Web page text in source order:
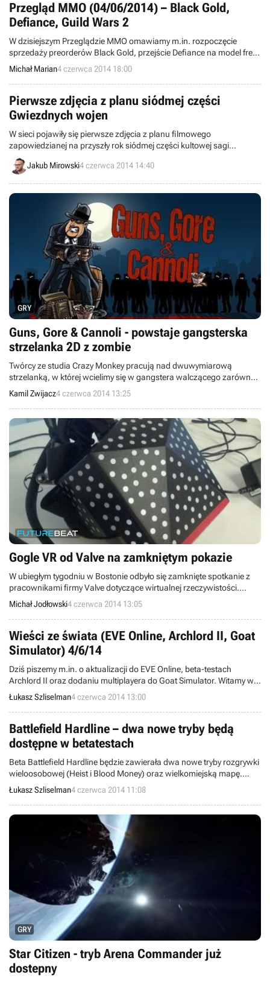
Przegląd MMO (04/06/2014) – Black Gold,
Defiance, Guild Wars 2
W dzisiejszym Przeglądzie MMO omawiamy m.in. rozpoczęcie
sprzedaży preorderów Black Gold, przejście Defiance na model free-
to-play oraz rychłe nadejście drugiego sezonu Żyjącej Opowieści w
Guild Wars 2.
Michał Marian4 czerwca 2014 18:00
Pierwsze zdjęcia z planu siódmej części
Gwiezdnych wojen
W sieci pojawiły się pierwsze zdjęcia z planu filmowego
zapowiedzianej na przyszły rok siódmej części kultowej sagi
Gwiezdnych wojen. Fotografie z tajnego ośrodka w Abu Zabi
przedstawiają pierwsze konkrety na temat nadchodzącego hitu.
Jakub Mirowski4 czerwca 2014 14:40
GRY
Guns, Gore & Cannoli - powstaje gangsterska
strzelanka 2D z zombie
Twórcy ze studia Crazy Monkey pracują nad dwuwymiarową
strzelanką, w której wcielimy się w gangstera walczącego zarówno
z członkami wrogiej rodziny, jak i z zombie, które opanowały miasto.
Tytuł ukaże się w czwartym kwartale bieżącego roku na konsolach
Xbox One, PlayStation 4, Wii U oraz komputerach PC.
Kamil Zwijacz4 czerwca 2014 13:25
Gogle VR od Valve na zamkniętym pokazie
W ubiegłym tygodniu w Bostonie odbyło się zamknięte spotkanie z
pracownikami firmy Valve dotyczące wirtualnej rzeczywistości.
Użytkownik serwisu Reddit, jonomf, udostępnił kilka zdjęć gogli VR,
nad którymi pracuje Valve, a także opisał swoje wrażenia po tym, co
udało mu się zobaczyć tego dnia.
Michał Jodłowski4 czerwca 2014 13:05
Wieści ze świata (EVE Online, Archlord II, Goat
Simulator) 4/6/14
Dziś piszemy m.in. o aktualizacji do EVE Online, beta-testach
Archlord II oraz dodaniu multiplayera do Goat Simulator. Witamy w
wieściach ze świata - codziennej porcji krótkich wiadomości.
Łukasz Szliselman4 czerwca 2014 13:00
Battlefield Hardline – dwa nowe tryby będą
dostępne w betatestach
Beta Battlefield Hardline będzie zawierała dwa nowe tryby rozgrywki
wieloosobowej (Heist i Blood Money) oraz wielkomiejską mapę.
Pierwsza seria testów będzie zamknięta i rozpocznie się jakiś czas
po targach E3. Zobaczcie też nieoficjalny fragment rozgrywki.
Łukasz Szliselman4 czerwca 2014 11:08
GRY
Star Citizen - tryb Arena Commander już
dostepny